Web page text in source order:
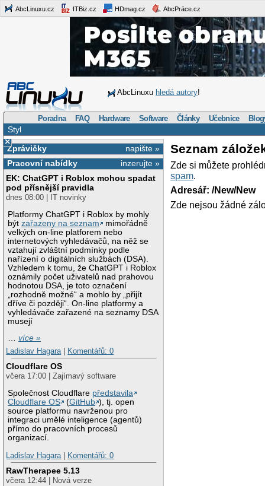
AbcLinuxu.cz ITBiz.cz HDmag.cz AbcPráce.cz
AbcLinuxu hledá autory!
Poradna FAQ Hardware Software Články Učebnice
Styl
×
napište »
Zprávičky
inzerujte »
Pracovní nabídky
EK: ChatGPT i Roblox mohou spadat
pod přísnější pravidla
dnes 08:00 | IT novinky
Platformy ChatGPT i Roblox by mohly
býtzařazeny na seznam
mimořádně
velkých on-line platforem nebo
internetových vyhledávačů, na něž se
vztahují zvláštní podmínky podle
nařízení o digitálních službách (DSA).
Vzhledem k tomu, že ChatGPT i Roblox
oznámily počet uživatelů nad prahovou
hodnotou DSA, je toto označení
„rozhodně možné“ a mohlo by „přijít
dříve či později“. On-line platformy a
vyhledávače zařazené na seznamy DSA
musejí
…více »
Ladislav Hagara
Komentářů: 0
Cloudflare OS
včera 17:00 | Zajímavý software
Společnost Cloudflare představila
Cloudflare OS
(GitHub ), tj. open
source platformu navrženou pro
integraci umělé inteligence (agentů)
přímo do pracovních procesů
organizací.
Ladislav Hagara
Komentářů: 0
RawTherapee 5.13
včera 12:44 | Nová verze
Seznam
Zde si můžete
spam.
Adresář: /New/New
Zde nejsou žádné